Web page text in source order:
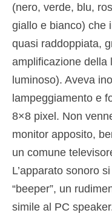
(nero, verde, blu,
giallo e bianco) che
quasi raddoppiata,
amplificazione della
luminoso). Aveva
lampeggiamento e
8×8 pixel. Non
monitor apposito,
un comune
L’apparato sonoro
“beeper”, un
simile al PC